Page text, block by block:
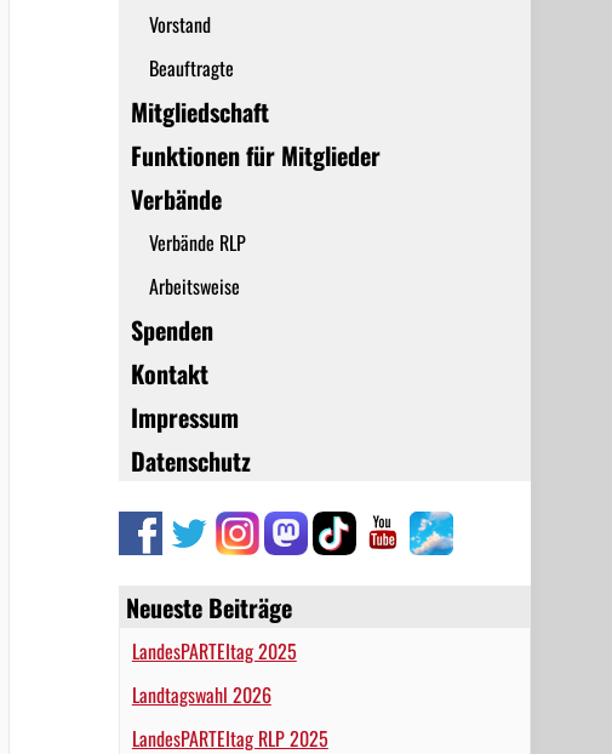
Vorstand
Beauftragte
Mitgliedschaft
Funktionen für Mitglieder
Verbände
Verbände RLP
Arbeitsweise
Spenden
Kontakt
Impressum
Datenschutz
Neueste Beiträge
LandesPARTEItag 2025
Landtagswahl 2026
LandesPARTEItag RLP 2025